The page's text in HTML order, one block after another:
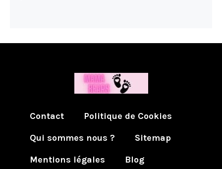
Contact
Politique de Cookies
Qui sommes nous ?
Sitemap
Mentions légales
Blog